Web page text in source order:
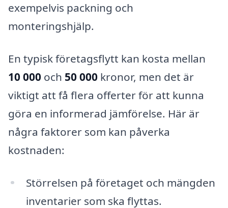
exempelvis packning och
monteringshjälp.
En typisk företagsflytt kan kosta mellan
10 000 och 50 000 kronor, men det är
viktigt att få flera offerter för att kunna
göra en informerad jämförelse. Här är
några faktorer som kan påverka
kostnaden:
Störrelsen på företaget och mängden
inventarier som ska flyttas.